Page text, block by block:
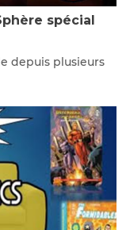
spécial
depuis plusieurs